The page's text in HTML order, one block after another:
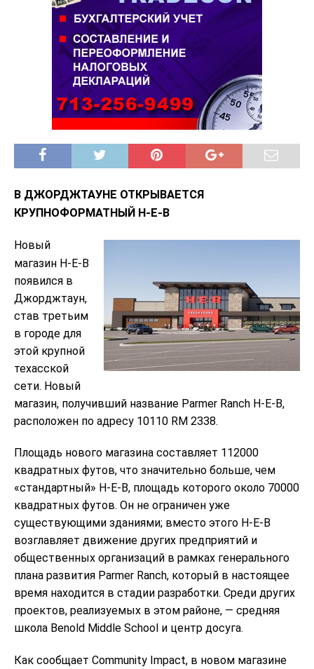
В ДЖОРДЖТАУНЕ ОТКРЫВАЕТСЯ
КРУПНОФОРМАТНЫЙ H-E-B
Новый
магазин H-E-B
появился в
Джорджтаун,
став третьим
в городе для
этой крупной
техасской
сети. Новый
магазин, получивший название Parmer Ranch H-E-B,
расположен по адресу 10110 RM 2338.
Площадь нового магазина составляет 112000
квадратных футов, что значительно больше, чем
«стандартный» H-E-B, площадь которого около 70000
квадратных футов. Он не ограничен уже
существующими зданиями; вместо этого H-E-B
возглавляет движение других предприятий и
общественных организаций в рамках генерального
плана развития Parmer Ranch, который в настоящее
время находится в стадии разработки. Среди других
проектов, реализуемых в этом районе, — средняя
школа Benold Middle School и центр досуга.
Как сообщает Community Impact, в новом магазине